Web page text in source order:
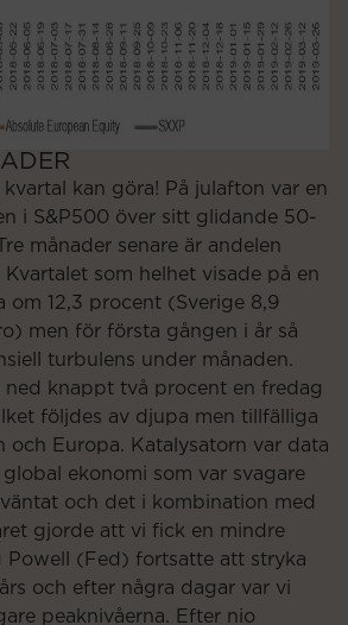
kan göra! På julafton var en
i S&P500 över sitt glidande 50-
månader senare är andelen
som helhet visade på en
om 12,3 procent (Sverige 8,9
men för första gången i år så
turbulens under månaden.
ned knappt två procent en fredag
följdes av djupa men tillfälliga
och Europa. Katalysatorn var data
ekonomi som var svagare
och det i kombination med
gjorde att vi fick en mindre
Powell (Fed) fortsatte att stryka
och efter några dagar var vi
peaknivåerna. Efter nio